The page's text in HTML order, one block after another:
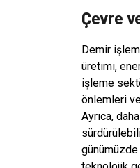
Çevre
Demir
üretimi,
işleme
önlemleri
Ayrıca,